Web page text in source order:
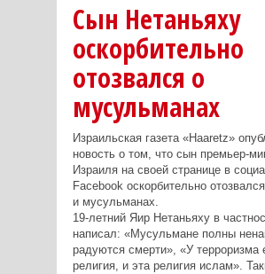
Сын Нетаньяху
оскорбительно
отозвался о
мусульманах
Израильская газета «Haaretz»
новость о том, что сын премьер-
Израиля на своей странице в
Facebook оскорбительно
и мусульманах.
19-летний Яир Нетаньяху в
написал: «Мусульмане полны
радуются смерти», «У терроризма
религия, и эта религия ислам».